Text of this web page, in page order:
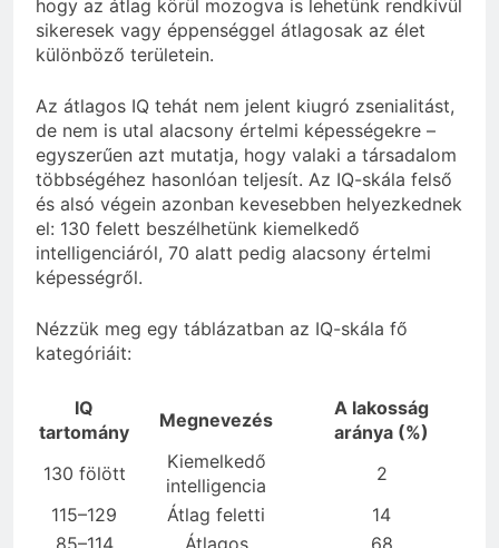
hogy az átlag körül mozogva is lehetünk rendkívül
sikeresek vagy éppenséggel átlagosak az élet
különböző területein.
Az átlagos IQ tehát nem jelent kiugró zsenialitást,
de nem is utal alacsony értelmi képességekre –
egyszerűen azt mutatja, hogy valaki a társadalom
többségéhez hasonlóan teljesít. Az IQ-skála felső
és alsó végein azonban kevesebben helyezkednek
el: 130 felett beszélhetünk kiemelkedő
intelligenciáról, 70 alatt pedig alacsony értelmi
képességről.
Nézzük meg egy táblázatban az IQ-skála fő
kategóriáit:
IQ
tartomány
Megnevezés
A lakosság
aránya (%)
130 fölött
Kiemelkedő
intelligencia
2
115–129
Átlag feletti
14
85–114
Átlagos
68